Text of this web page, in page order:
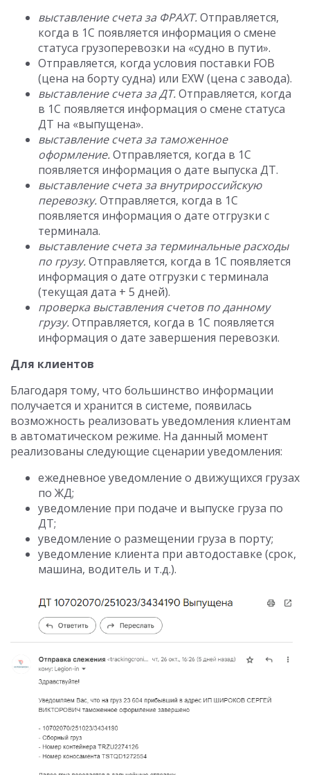
выставление счета за ФРАХТ.Отправляется,
когда в 1С появляется информация о смене
статуса грузоперевозки на «судно в пути».
Отправляется, когда условия поставки FOB
(цена на борту судна) или EXW (цена с завода).
выставление счета за ДТ.Отправляется, когда
в 1С появляется информация о смене статуса
ДТ на «выпущена».
выставление счета за таможенное
оформление.Отправляется, когда в 1С
появляется информация о дате выпуска ДТ.
выставление счета за внутрироссийскую
перевозку.Отправляется, когда в 1С
появляется информация о дате отгрузки с
терминала.
выставление счета за терминальные расходы
по грузу.Отправляется, когда в 1С появляется
информация о дате отгрузки с терминала
(текущая дата + 5 дней).
проверка выставления счетов по данному
грузу.Отправляется, когда в 1С появляется
информация о дате завершения перевозки.
Для клиентов
Благодаря тому, что большинство информации
получается и хранится в системе, появилась
возможность реализовать уведомления клиентам
в автоматическом режиме. На данный момент
реализованы следующие сценарии уведомления:
ежедневное уведомление о движущихся грузах
по ЖД;
уведомление при подаче и выпуске груза по
ДТ;
уведомление о размещении груза в порту;
уведомление клиента при автодоставке (срок,
машина, водитель и т.д.).